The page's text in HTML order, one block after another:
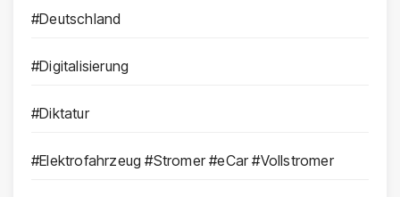
#Deutschland
#Digitalisierung
#Diktatur
#Elektrofahrzeug #Stromer #eCar #Vollstromer